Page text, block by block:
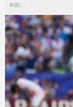
και...